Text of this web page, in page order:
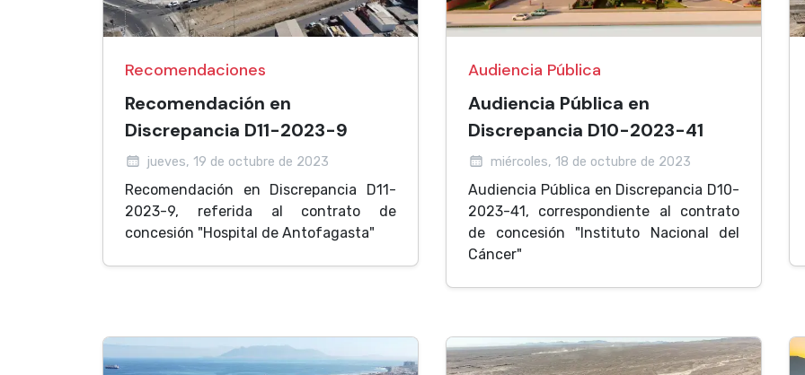
Recomendaciones
Recomendación en
Discrepancia D11-2023-9
jueves, 19 de octubre de 2023
Recomendación en Discrepancia D11-
2023-9, referida al contrato de
concesión "Hospital de Antofagasta"
Audiencia Pública
Audiencia Pública en
Discrepancia D10-2023-41
miércoles, 18 de octubre de 2023
Audiencia Pública en Discrepancia D10-
2023-41, correspondiente al contrato
de concesión "Instituto Nacional del
Cáncer"